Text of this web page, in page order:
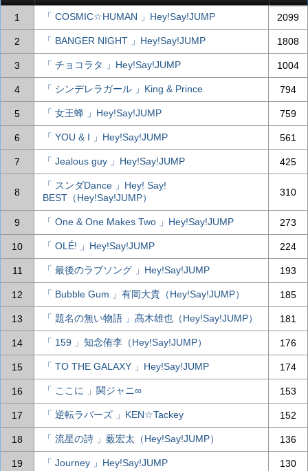
1 「 COSMIC☆HUMAN 」Hey!Say!JUMP 2099
2 「 BANGER NIGHT 」Hey!Say!JUMP 1808
3 「 チョコラタ 」Hey!Say!JUMP 1004
4 「 シンデレラガール 」King & Prince 794
5 「 女王蜂 」Hey!Say!JUMP 759
6 「 YOU & I 」Hey!Say!JUMP 561
7 「 Jealous guy 」Hey!Say!JUMP 425
8
「 スンダDance 」Hey! Say!
BEST（Hey!Say!JUMP）
310
9 「 One & One Makes Two 」Hey!Say!JUMP 273
10 「 OLÉ! 」Hey!Say!JUMP 224
11 「 最後のラブソング 」Hey!Say!JUMP 193
12 「 Bubble Gum 」有岡大貴（Hey!Say!JUMP） 185
13 「 題名の無い物語 」髙木雄也（Hey!Say!JUMP） 181
14 「 159 」知念侑李（Hey!Say!JUMP） 176
15 「 TO THE GALAXY 」Hey!Say!JUMP 174
16 「 ここに 」関ジャニ∞ 153
17 「 逆転ラバーズ 」KEN☆Tackey 152
18 「 流星の詩 」薮宏太（Hey!Say!JUMP） 136
19 「 Journey 」Hey!Say!JUMP 130